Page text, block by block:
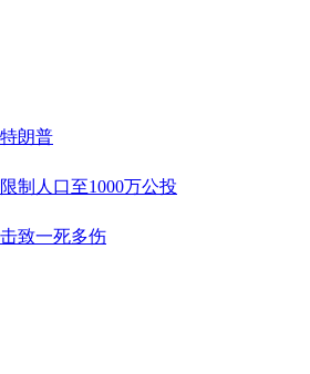
特朗普
制人口至1000万公投
致一死多伤